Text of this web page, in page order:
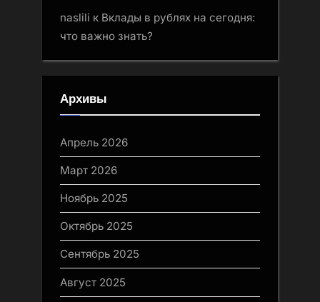
naslili к Вклады в рублях на сегодня:
что важно знать?
Архивы
Апрель 2026
Март 2026
Ноябрь 2025
Октябрь 2025
Сентябрь 2025
Август 2025